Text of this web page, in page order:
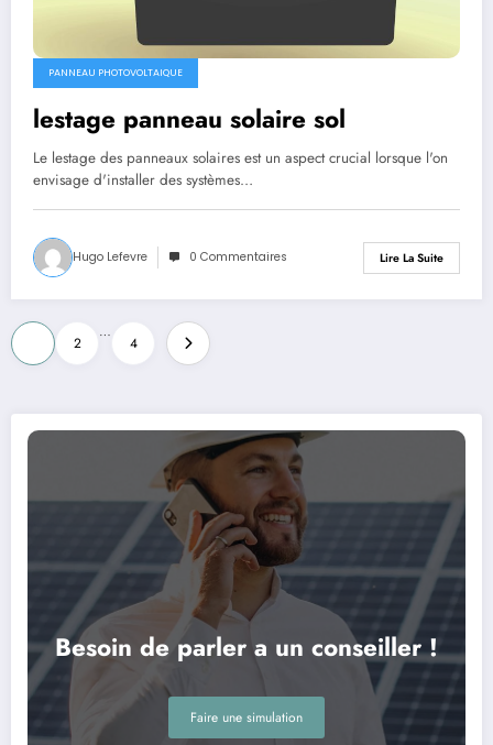
PANNEAU PHOTOVOLTAIQUE
lestage panneau solaire sol
Le lestage des panneaux solaires est un aspect crucial lorsque l'on
envisage d'installer des systèmes…
Hugo Lefevre 0 Commentaires Lire La Suite
Pagination
des
publications
2
…
4
Besoin de parler a un conseiller !
Faire une simulation